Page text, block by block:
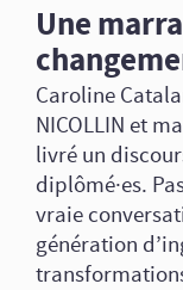
Une
Caroline
NICOLLIN et
livré un
diplômé·es.
vraie
génération